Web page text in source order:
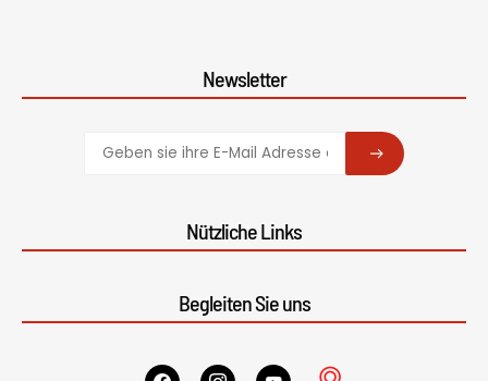
Newsletter
SUBSCRIBE
Nützliche Links
Begleiten Sie uns